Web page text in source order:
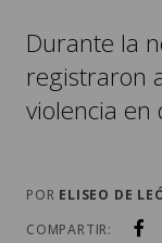
Durante la
registraron
violencia en
POR ELISEO DE
COMPARTIR: